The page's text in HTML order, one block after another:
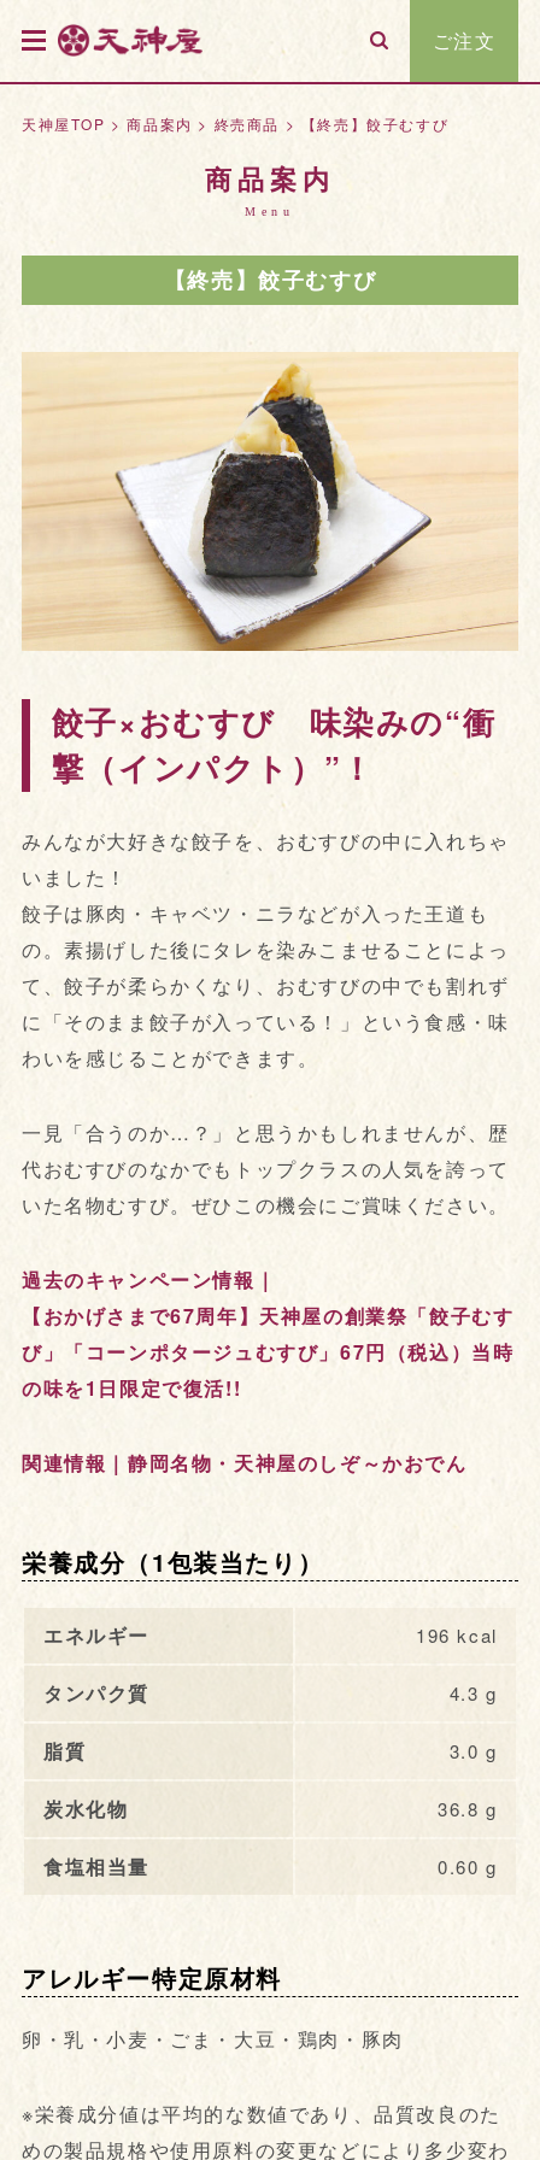
ご注文
天神屋TOP >商品案内 > 終売商品 > 【終売】餃子むすび
商品案内
Menu
【終売】餃子むすび
餃子×おむすび 味染みの“衝
撃（インパクト）”！
みんなが大好きな餃子を、おむすびの中に入れちゃ
いました！
餃子は豚肉・キャベツ・ニラなどが入った王道も
の。素揚げした後にタレを染みこませることによっ
て、餃子が柔らかくなり、おむすびの中でも割れず
に「そのまま餃子が入っている！」という食感・味
わいを感じることができます。
一見「合うのか…？」と思うかもしれませんが、歴
代おむすびのなかでもトップクラスの人気を誇って
いた名物むすび。ぜひこの機会にご賞味ください。
過去のキャンペーン情報｜
【おかげさまで67周年】天神屋の創業祭「餃子むす
び」「コーンポタージュむすび」67円（税込）当時
の味を1日限定で復活!!
関連情報｜静岡名物・天神屋のしぞ～かおでん
栄養成分（1包装当たり）
エネルギー 196 kcal
タンパク質 4.3 g
脂質 3.0 g
炭水化物 36.8 g
食塩相当量 0.60 g
アレルギー特定原材料
卵・乳・小麦・ごま・大豆・鶏肉・豚肉
※栄養成分値は平均的な数値であり、品質改良のた
めの製品規格や使用原料の変更などにより多少変わ